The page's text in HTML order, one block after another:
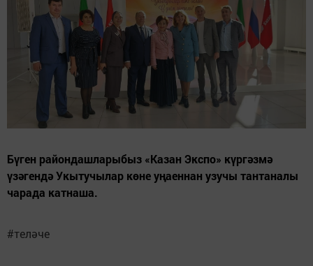
Бүген райондашларыбыз «Казан Экспо» күргәзмә
үзәгендә Укытучылар көне уңаеннан узучы тантаналы
чарада катнаша.
#теләче